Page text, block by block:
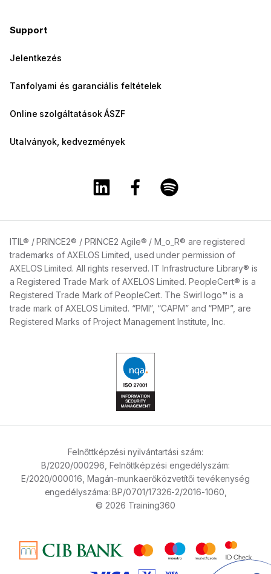
Support
Jelentkezés
Tanfolyami és garanciális feltételek
Online szolgáltatások ÁSZF
Utalványok, kedvezmények
A Training360 Linkedin oldala
A Training360 Facebook
ITIL® / PRINCE2® / PRINCE2 Agile® / M_o_R® are registered
trademarks of AXELOS Limited, used under permission of
AXELOS Limited. All rights reserved. IT Infrastructure Library® is
a Registered Trade Mark of AXELOS Limited. PeopleCert® is a
Registered Trade Mark of PeopleCert. The Swirl logo™ is a
trade mark of AXELOS Limited. “PMI”, “CAPM” and “PMP”, are
Registered Marks of Project Management Institute, Inc.
Felnőttképzési nyilvántartási szám:
B/2020/000296, Felnőttképzési engedélyszám:
E/2020/000016, Magán-munkaerőközvetítői tevékenység
engedélyszáma:BP/0701/17326-2/2016-1060,
© 2026 Training360